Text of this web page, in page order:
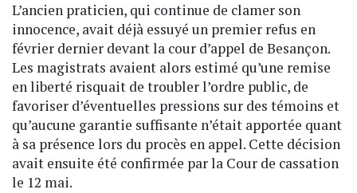
L’ancien praticien, qui continue de clamer son
innocence, avait déjà essuyé un premier refus en
février dernier devant la cour d’appel de Besançon.
Les magistrats avaient alors estimé qu’une remise
en liberté risquait de troubler l’ordre public, de
favoriser d’éventuelles pressions sur des témoins et
qu’aucune garantie suffisante n’était apportée quant
à sa présence lors du procès en appel. Cette décision
avait ensuite été confirmée par la Cour de cassation
le 12 mai.